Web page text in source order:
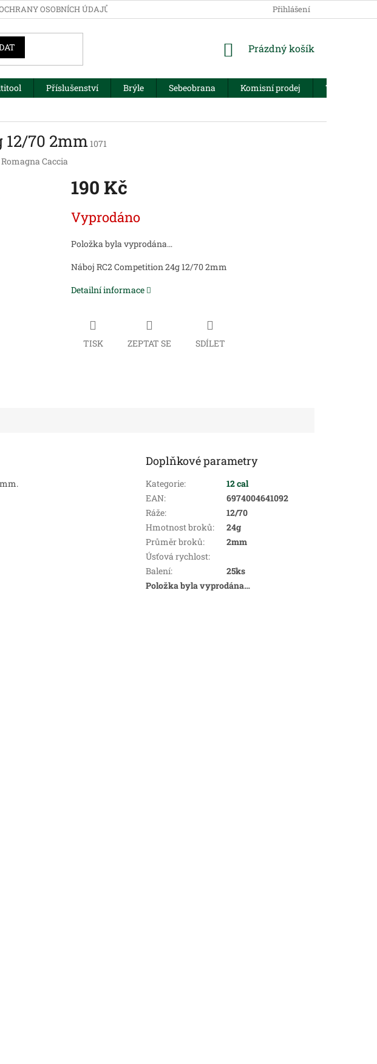
OSOBNÍCH ÚDAJŮ Přihlášení
NÁKUPNÍ
Prázdný košík
Příslušenství Brýle Sebeobrana Komisní prodej
Trezory
12/70 2mm 1071
Romagna Caccia
190 Kč
cena:
Vyprodáno
Položka byla vyprodána…
Náboj RC2 Competition 24g 12/70 2mm
Detailní informace
TISK ZEPTAT SE SDÍLET
Doplňkové parametry
Kategorie:
12 cal
EAN:
6974004641092
Ráže:
12/70
Hmotnost broků:
24g
Průměr broků:
2mm
Úsťová rychlost:
Balení:
25ks
Položka byla vyprodána…